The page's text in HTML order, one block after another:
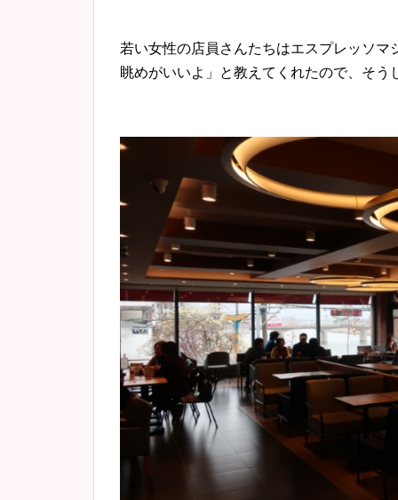
若い女性の店員さんたちはエスプレッソ
眺めがいいよ」と教えてくれたので、そう